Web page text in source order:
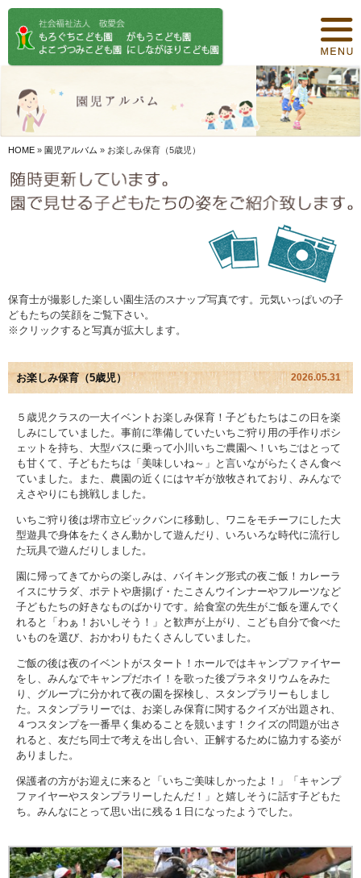
HOME » 園児アルバム » お楽しみ保育（5歳児）
保育士が撮影した楽しい園生活のスナップ写真です。元気いっぱいの子
どもたちの笑顔をご覧下さい。
※クリックすると写真が拡大します。
お楽しみ保育（5歳児） 2026.05.31
５歳児クラスの一大イベントお楽しみ保育！子どもたちはこの日を楽
しみにしていました。事前に準備していたいちご狩り用の手作りポシ
ェットを持ち、大型バスに乗って小川いちご農園へ！いちごはとって
も甘くて、子どもたちは「美味しいね～」と言いながらたくさん食べ
ていました。また、農園の近くにはヤギが放牧されており、みんなで
えさやりにも挑戦しました。
いちご狩り後は堺市立ビックバンに移動し、ワニをモチーフにした大
型遊具で身体をたくさん動かして遊んだり、いろいろな時代に流行し
た玩具で遊んだりしました。
園に帰ってきてからの楽しみは、バイキング形式の夜ご飯！カレーラ
イスにサラダ、ポテトや唐揚げ・たこさんウインナーやフルーツなど
子どもたちの好きなものばかりです。給食室の先生がご飯を運んでく
れると「わぁ！おいしそう！」と歓声が上がり、こども自分で食べた
いものを選び、おかわりもたくさんしていました。
ご飯の後は夜のイベントがスタート！ホールではキャンプファイヤー
をし、みんなでキャンプだホイ！を歌った後プラネタリウムをみた
り、グループに分かれて夜の園を探検し、スタンプラリーもしまし
た。スタンプラリーでは、お楽しみ保育に関するクイズが出題され、
４つスタンプを一番早く集めることを競います！クイズの問題が出さ
れると、友だち同士で考えを出し合い、正解するために協力する姿が
ありました。
保護者の方がお迎えに来ると「いちご美味しかったよ！」「キャンプ
ファイヤーやスタンプラリーしたんだ！」と嬉しそうに話す子どもた
ち。みんなにとって思い出に残る１日になったようでした。
保育について
食事について
オリジナル保育
年間行事
お知らせ
園児アルバム
入園のご案内
採用情報
ケイアイクラブ
お問い合わせ
医師の許可証
勤務証明書
苦情解決公表
法人詳細情報
重要事項説明書
第三者評価報告書